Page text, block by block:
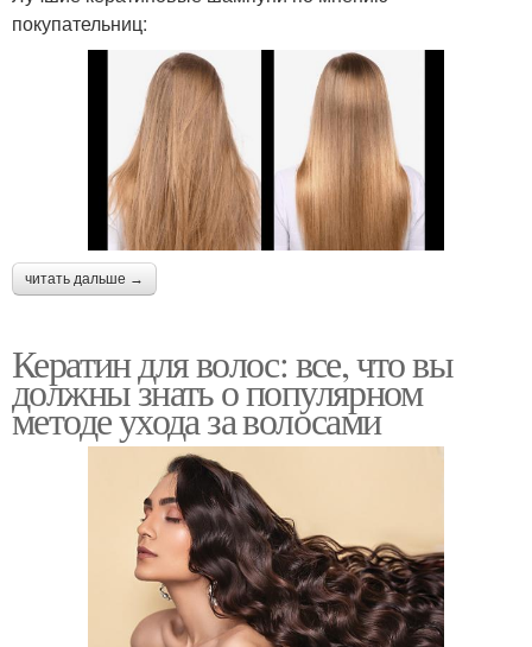
покупательниц:
читать дальше →
Кератин для волос: все, что вы
должны знать о популярном
методе ухода за волосами